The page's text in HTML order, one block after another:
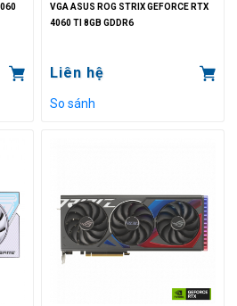
VGA ASUS ROG STRIX GEFORCE RTX
4060 TI 8GB GDDR6
Liên hệ
So sánh